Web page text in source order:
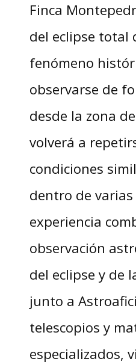
Finca
del eclipse total
fenómeno
observarse de
desde la zona
volverá a
condiciones
dentro de varias
experiencia
observación
del eclipse y de
junto a
telescopios y
especializados,